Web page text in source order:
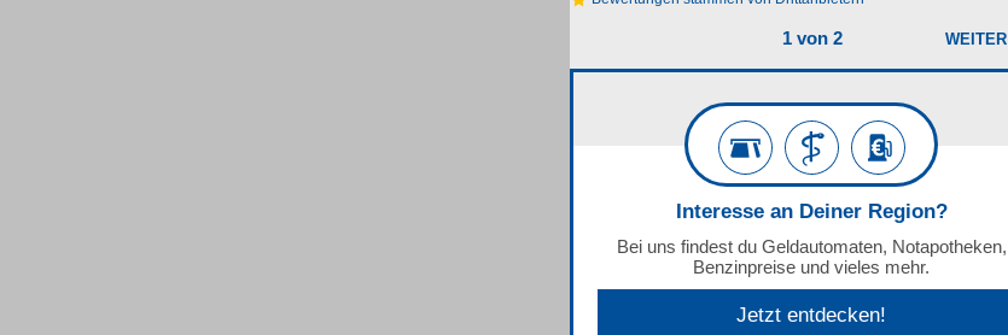
1 von 2 WEITER
Interesse an Deiner Region?
Bei uns findest du Geldautomaten, Notapotheken,
Benzinpreise und vieles mehr.
Jetzt entdecken!